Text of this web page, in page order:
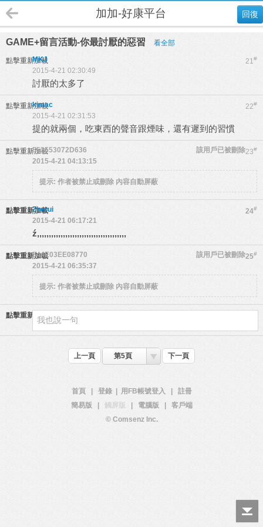
回復
加加-好康平台
GAME+留言活動-你最討厭的惡習 看全部
點擊重新加載 21#
MKJ
2015-4-21 02:30:49
討厭的太多了
點擊重新加載 22#
kimac
2015-4-21 02:31:53
提的就兩個，吃東西的聲音跟煙味，還有遲到的習慣
點擊重新加載 23#
553553072D636
該用戶已被刪除
2015-4-21 04:13:15
提示: 作者被禁止或刪除 內容自動屏蔽
點擊重新加載 24#
Zherui
2015-4-21 06:17:21
ź,,,,,,,,,,,,,,,,,,,,,,,,,,,,,,,,,,,,,,
點擊重新加載 25#
544E03EE08770
該用戶已被刪除
2015-4-21 06:35:37
提示: 作者被禁止或刪除 內容自動屏蔽
點擊重新加載
上一頁 第5頁 下一頁
首頁 登錄 用FB帳號登入
註冊
簡易版
觸屏版 電腦版
客戶端
© Comsenz Inc.